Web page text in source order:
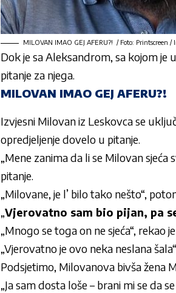
MILOVAN IMAO GEJ AFERU?! / Foto: Printscreen /
Dok je sa Aleksandrom, sa kojom je
pitanje za njega.
MILOVAN IMAO GEJ AFERU?!
Izvjesni Milovan iz Leskovca se
opredjeljenje dovelo u pitanje.
„Mene zanima da li se Milovan
pitanje.
„Milovane, je l’ bilo tako nešto“,
„Vjerovatno sam bio pijan, pa
„Mnogo se toga on ne sjeća“, rekao
„Vjerovatno je ovo neka neslana
Podsjetimo, Milovanova bivša žena
„Ja sam dosta loše – brani mi se da